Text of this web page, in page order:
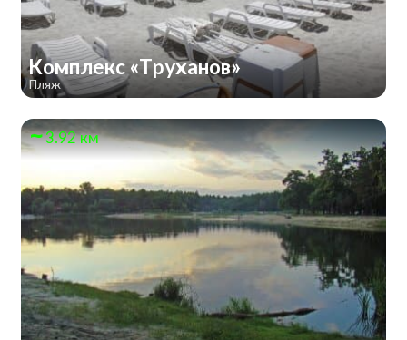
Комплекс «Труханов»
Пляж
3.92 км